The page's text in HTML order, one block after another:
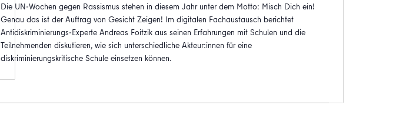
Die UN-Wochen gegen Rassismus stehen in diesem Jahr unter dem Motto: Misch Dich ein!
Genau das ist der Auftrag von Gesicht Zeigen! Im digitalen Fachaustausch berichtet
Antidiskriminierungs-Experte Andreas Foitzik aus seinen Erfahrungen mit Schulen und die
Teilnehmenden diskutieren, wie sich unterschiedliche Akteur:innen für eine
diskriminierungskritische Schule einsetzen können.